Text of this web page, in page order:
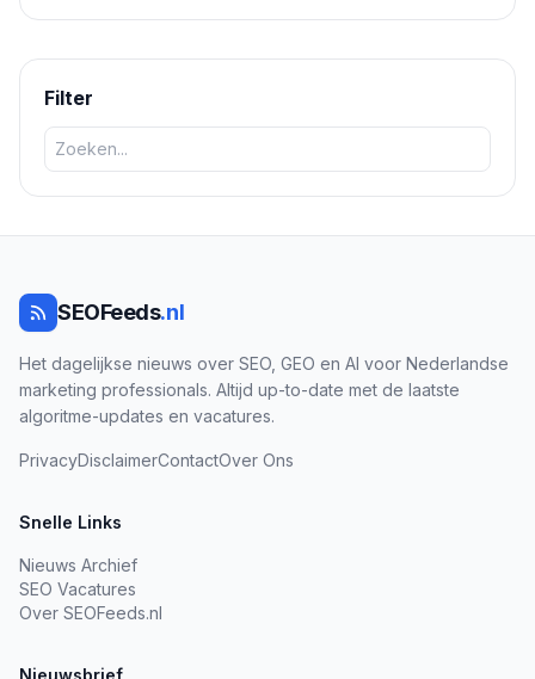
Filter
SEOFeeds.nl
Het dagelijkse nieuws over SEO, GEO en AI voor Nederlandse
marketing professionals. Altijd up-to-date met de laatste
algoritme-updates en vacatures.
PrivacyDisclaimerContactOver Ons
Snelle Links
Nieuws Archief
SEO Vacatures
Over SEOFeeds.nl
Nieuwsbrief